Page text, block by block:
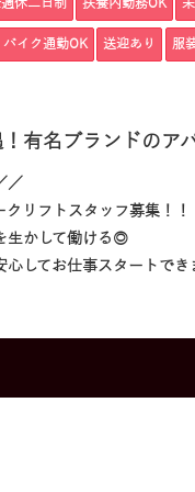
休二日制 扶養内勤務OK
バイク通勤OK 送迎あり 服
有名ブランドのア
／
リフトスタッフ募集！！
生かして働ける◎
してお仕事スタートでき